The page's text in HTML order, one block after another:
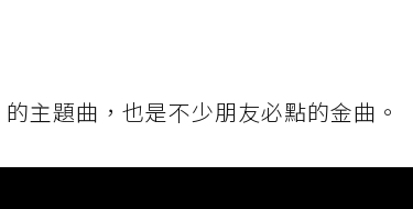
主題曲，也是不少朋友必點的金曲。